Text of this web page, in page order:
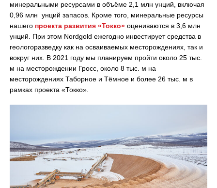
минеральными ресурсами в объёме 2,1 млн унций, включая
0,96 млн унций запасов. Кроме того, минеральные ресурсы
нашего проекта развития «Токко» оцениваются в 3,6 млн
унций. При этом Nordgold ежегодно инвестирует средства в
геологоразведку как на осваиваемых месторождениях, так и
вокруг них. В 2021 году мы планируем пройти около 25 тыс.
м на месторождении Гросс, около 8 тыс. м на
месторождениях Таборное и Тёмное и более 26 тыс. м в
рамках проекта «Токко».